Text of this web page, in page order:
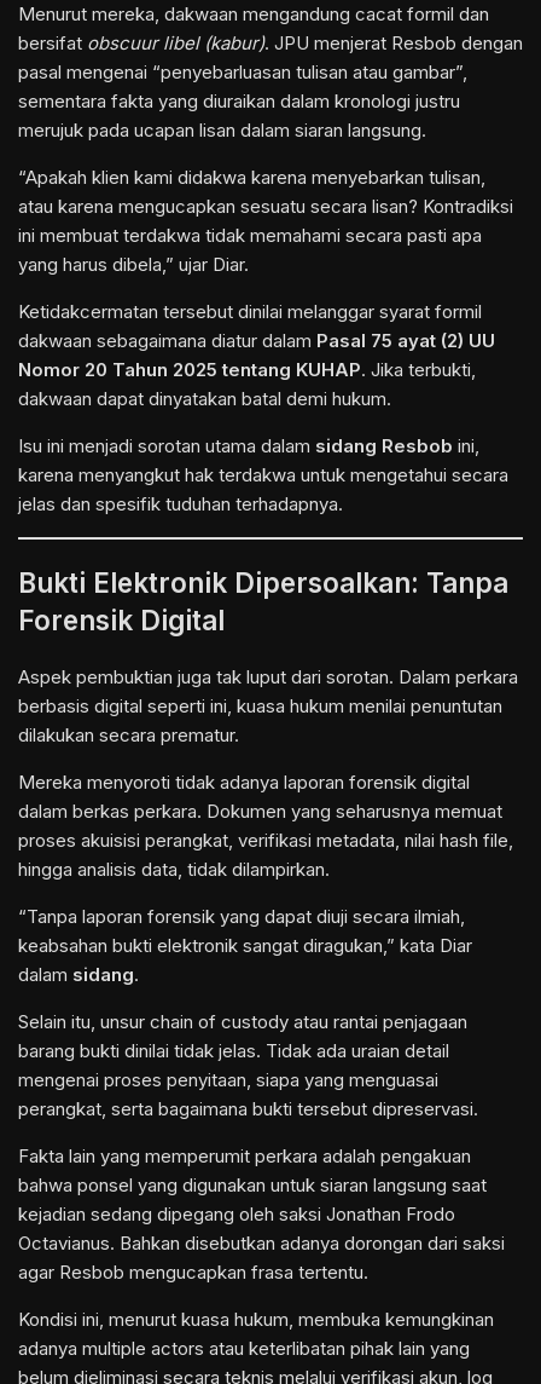
Menurut mereka, dakwaan mengandung cacat formil dan
bersifat obscuur libel (kabur). JPU menjerat Resbob dengan
pasal mengenai “penyebarluasan tulisan atau gambar”,
sementara fakta yang diuraikan dalam kronologi justru
merujuk pada ucapan lisan dalam siaran langsung.
“Apakah klien kami didakwa karena menyebarkan tulisan,
atau karena mengucapkan sesuatu secara lisan? Kontradiksi
ini membuat terdakwa tidak memahami secara pasti apa
yang harus dibela,” ujar Diar.
Ketidakcermatan tersebut dinilai melanggar syarat formil
dakwaan sebagaimana diatur dalam Pasal 75 ayat (2) UU
Nomor 20 Tahun 2025 tentang KUHAP. Jika terbukti,
dakwaan dapat dinyatakan batal demi hukum.
Isu ini menjadi sorotan utama dalam sidang Resbob ini,
karena menyangkut hak terdakwa untuk mengetahui secara
jelas dan spesifik tuduhan terhadapnya.
Bukti Elektronik Dipersoalkan: Tanpa
Forensik Digital
Aspek pembuktian juga tak luput dari sorotan. Dalam perkara
berbasis digital seperti ini, kuasa hukum menilai penuntutan
dilakukan secara prematur.
Mereka menyoroti tidak adanya laporan forensik digital
dalam berkas perkara. Dokumen yang seharusnya memuat
proses akuisisi perangkat, verifikasi metadata, nilai hash file,
hingga analisis data, tidak dilampirkan.
“Tanpa laporan forensik yang dapat diuji secara ilmiah,
keabsahan bukti elektronik sangat diragukan,” kata Diar
dalam sidang.
Selain itu, unsur chain of custody atau rantai penjagaan
barang bukti dinilai tidak jelas. Tidak ada uraian detail
mengenai proses penyitaan, siapa yang menguasai
perangkat, serta bagaimana bukti tersebut dipreservasi.
Fakta lain yang memperumit perkara adalah pengakuan
bahwa ponsel yang digunakan untuk siaran langsung saat
kejadian sedang dipegang oleh saksi Jonathan Frodo
Octavianus. Bahkan disebutkan adanya dorongan dari saksi
agar Resbob mengucapkan frasa tertentu.
Kondisi ini, menurut kuasa hukum, membuka kemungkinan
adanya multiple actors atau keterlibatan pihak lain yang
belum dieliminasi secara teknis melalui verifikasi akun, log